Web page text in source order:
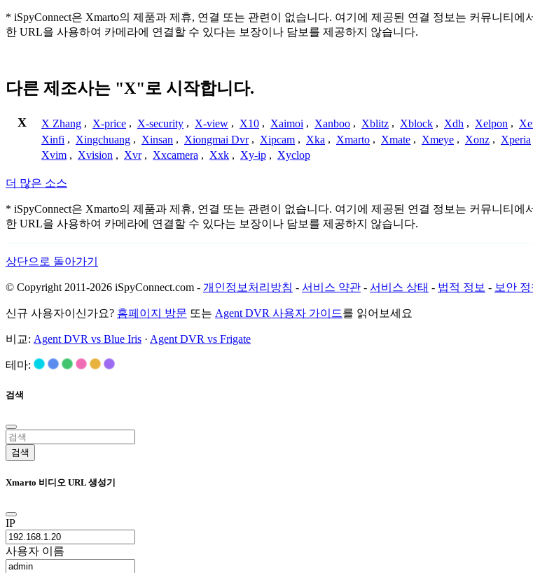
* iSpyConnect은 Xmarto의 제품과 제휴, 연결 또는 관련이 없습니다. 여기에 제공된 연결 정보는 커뮤니티
한 URL을 사용하여 카메라에 연결할 수 있다는 보장이나 담보를 제공하지 않습니다.
다른 제조사는 "X"로 시작합니다.
X X Zhang , X-price , X-security , X-view , X10 , Xaimoi , Xanboo , Xblitz , Xblock , Xdh , Xelpon ,
Xinfi , Xingchuang , Xinsan , Xiongmai Dvr , Xipcam , Xka , Xmarto , Xmate , Xmeye , Xonz , Xperia
Xvim , Xvision , Xvr , Xxcamera , Xxk , Xy-ip , Xyclop
더 많은 소스
* iSpyConnect은 Xmarto의 제품과 제휴, 연결 또는 관련이 없습니다. 여기에 제공된 연결 정보는 커뮤니티
한 URL을 사용하여 카메라에 연결할 수 있다는 보장이나 담보를 제공하지 않습니다.
상단으로 돌아가기
© Copyright 2011-2026 iSpyConnect.com - 개인정보처리방침 - 서비스 약관 - 서비스 상태 - 법적 정보 - 보안 정
신규 사용자이신가요? 홈페이지 방문 또는 Agent DVR 사용자 가이드를 읽어보세요
비교: Agent DVR vs Blue Iris · Agent DVR vs Frigate
테마:
검색
검색
Xmarto 비디오 URL 생성기
IP
사용자 이름